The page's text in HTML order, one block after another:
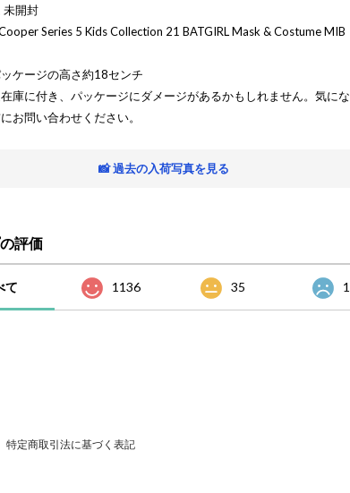
未開封
Series 5 Kids Collection 21 BATGIRL Mask & Costume MIB
ケージの高さ約18センチ
庫に付き、パッケージにダメージがあるかもしれません。気に
お問い合わせください。
📸 過去の入荷写真を見る
評価
て 1136 35
特定商取引法に基づく表記